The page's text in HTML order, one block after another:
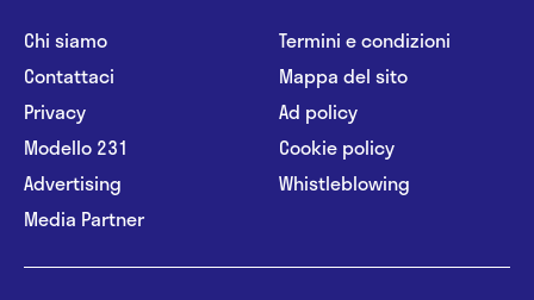
Chi siamo
Contattaci
Privacy
Modello 231
Advertising
Media Partner
Termini e condizioni
Mappa del sito
Ad policy
Cookie policy
Whistleblowing